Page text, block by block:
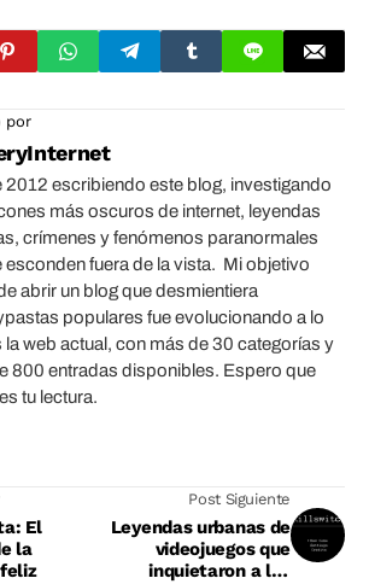
por
2012 escribiendo este blog, investigando
más oscuros de internet, leyendas
crímenes y fenómenos paranormales
esconden fuera de la vista. Mi objetivo
abrir un blog que desmientiera
populares fue evolucionando a lo
la web actual, con más de 30 categorías y
800 entradas disponibles. Espero que
tu lectura.
El
la
Post Siguiente
Leyendas urbanas de
videojuegos que
inquietaron a los